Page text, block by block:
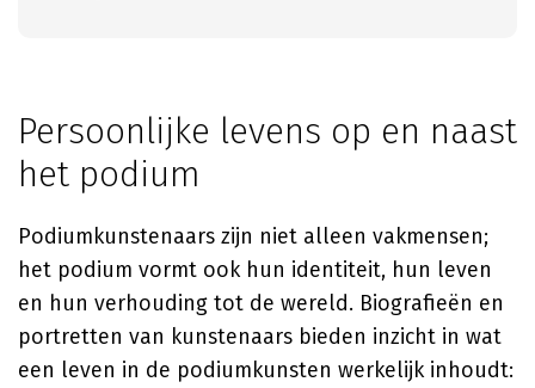
Persoonlijke levens op en naast
het podium
Podiumkunstenaars zijn niet alleen vakmensen;
het podium vormt ook hun identiteit, hun leven
en hun verhouding tot de wereld. Biografieën en
portretten van kunstenaars bieden inzicht in wat
een leven in de podiumkunsten werkelijk inhoudt: